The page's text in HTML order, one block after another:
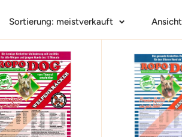
Sortierung: meistverkauft Ansicht